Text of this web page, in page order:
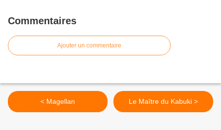
Commentaires
Ajouter un commentaire
< Magellan Le Maître du Kabuki >